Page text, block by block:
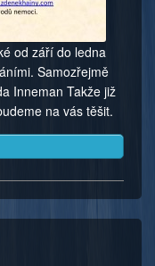
od září do ledna
Samozřejmě
Inneman Takže již
na vás těšit.